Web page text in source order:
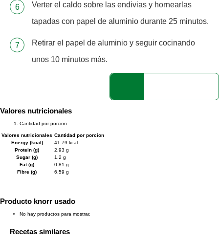
Verter el caldo sobre las endivias y hornearlas
tapadas con papel de aluminio durante 25 minutos.
Retirar el papel de aluminio y seguir cocinando
unos 10 minutos más.
Valores nutricionales
Cantidad por porcion
Valores nutricionales Cantidad por porcion
Energy (kcal)
41.79 kcal
Protein (g)
2.93 g
Sugar (g)
1.2 g
Fat (g)
0.81 g
Fibre (g)
6.59 g
Producto knorr usado
No hay productos para mostrar.
Recetas similares